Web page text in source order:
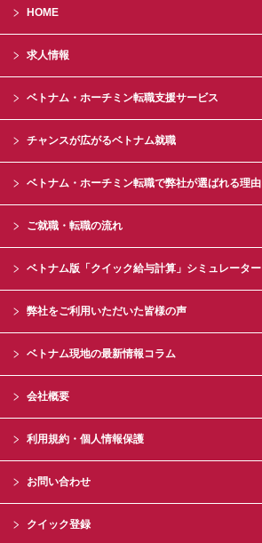
HOME
求人情報
ベトナム・ホーチミン転職支援サービス
チャンスが広がるベトナム就職
ベトナム・ホーチミン転職で弊社が選ばれる理由
ご就職・転職の流れ
ベトナム版「クイック給与計算」シミュレーター
弊社をご利用いただいた皆様の声
ベトナム現地の最新情報コラム
会社概要
利用規約・個人情報保護
お問い合わせ
クイック登録